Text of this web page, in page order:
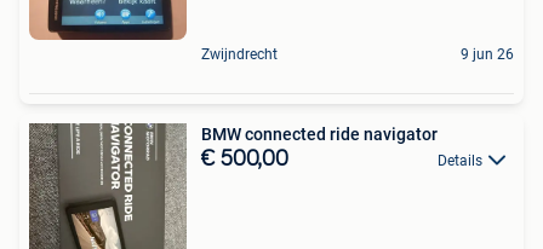
Zwijndrecht 9 jun 26
BMW connected ride navigator
€ 500,00 Details